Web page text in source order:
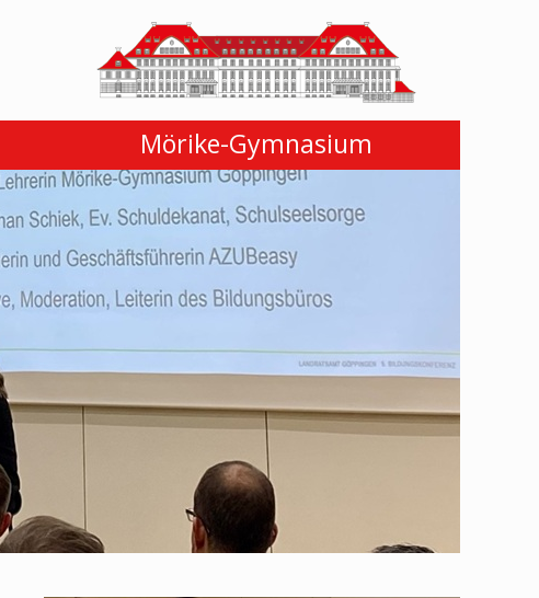
Mörike-Gymnasium